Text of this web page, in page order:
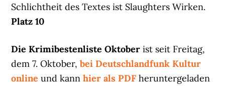
Schlichtheit des Textes ist Slaughters Wirken.
Platz 10
Die Krimibestenliste Oktoberist seit Freitag,
dem 7. Oktober,bei Deutschlandfunk Kultur
online und kannhier als PDFheruntergeladen